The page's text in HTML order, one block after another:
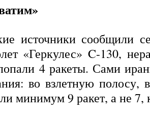
источники сообщили
«Геркулес» C-130,
4 ракеты. Сами
во взлетную
минимум 9 ракет, а не